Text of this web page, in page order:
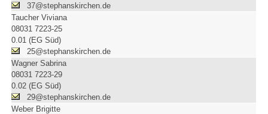
37@stephanskirchen.de
Taucher Viviana
08031 7223-25
0.01 (EG Süd)
25@stephanskirchen.de
Wagner Sabrina
08031 7223-29
0.02 (EG Süd)
29@stephanskirchen.de
Weber Brigitte